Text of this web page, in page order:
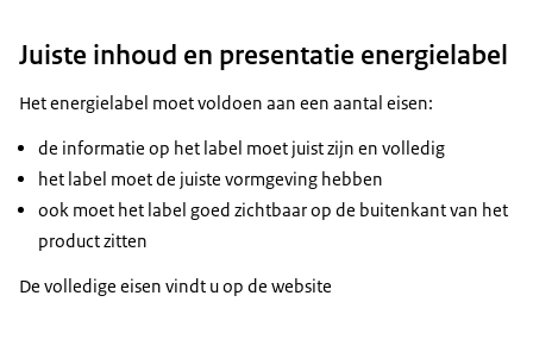
Juiste inhoud en presentatie energielabel
Het energielabel moet voldoen aan een aantal eisen:
de informatie op het label moet juist zijn en volledig
het label moet de juiste vormgeving hebben
ook moet het label goed zichtbaar op de buitenkant van het
product zitten
De volledige eisen vindt u op de website